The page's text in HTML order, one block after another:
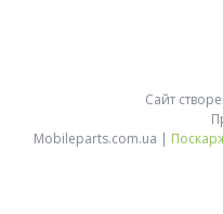
Сайт
Mobileparts.com.ua |